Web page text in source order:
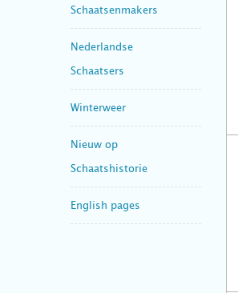
Schaatsenmakers
Nederlandse
Schaatsers
Winterweer
Nieuw op
Schaatshistorie
English pages